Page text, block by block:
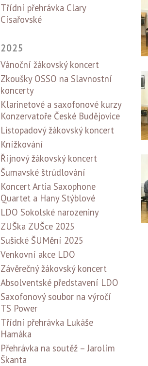
Třídní přehrávka Clary
Císařovské
2025
Vánoční žákovský koncert
Zkoušky OSSO na Slavnostní
koncerty
Klarinetové a saxofonové kurzy
Konzervatoře České Budějovice
Listopadový žákovský koncert
Knížkování
Říjnový žákovský koncert
Šumavské štrúdlování
Koncert Artia Saxophone
Quartet a Hany Stýblové
LDO Sokolské narozeniny
ZUŠka ZUŠce 2025
Sušické ŠUMění 2025
Venkovní akce LDO
Závěrečný žákovský koncert
Absolventské představení LDO
Saxofonový soubor na výročí
TS Power
Třídní přehrávka Lukáše
Hamáka
Přehrávka na soutěž – Jarolím
Škanta